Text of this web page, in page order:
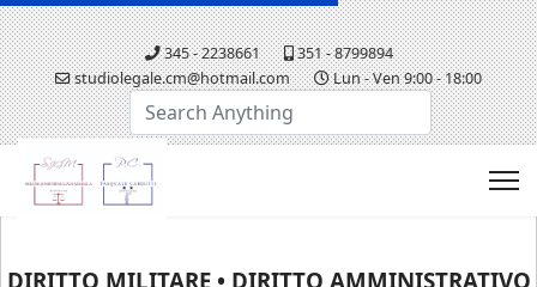
345 - 2238661
351 - 8799894
studiolegale.cm@hotmail.com
Lun - Ven 9:00 - 18:00
DIRITTO MILITARE • DIRITTO AMMINISTRATIVO